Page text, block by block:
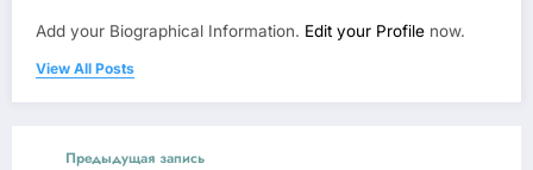
Add your Biographical Information. Edit your Profile now.
View All Posts
Предыдущая запись